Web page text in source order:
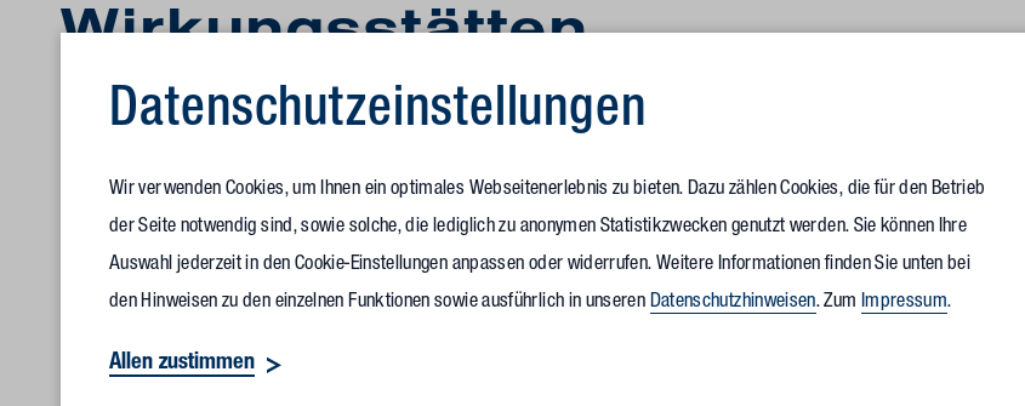
Wirkungsstätten
Menge Potenzial schlummert. Werte brauchen geeignete Wirkungsstätten. Die Unternehmenskultur braucht Raum, der zu
ihr passt. Maßgeschneiderte Gebäude- und Flächenkonzepte, Materialien, Farben und Formen transportieren die Identität
einer Organisation und machen die Unternehmenskultur erlebbar. In ihrer Gesamtheit stützen sie die Authentizität und
Glaubwürdigkeit. Sind Firmen auch hier schlüssig, klar und überzeugend, können sie die emotionale Bindung der
Mitarbeitenden steigern.
Datenschutz­einstellungen
Wir verwenden Cookies, um Ihnen ein optimales Webseitenerlebnis zu bieten. Dazu zählen Cookies, die für den Betrieb
der Seite notwendig sind, sowie solche, die lediglich zu anonymen Statistikzwecken genutzt werden. Sie können Ihre
Auswahl jederzeit in den Cookie-Einstellungen anpassen oder widerrufen. Weitere Informationen finden Sie unten bei
den Hinweisen zu den einzelnen Funktionen sowie ausführlich in unseren Datenschutzhinweisen. Zum Impressum.
Allen zustimmen